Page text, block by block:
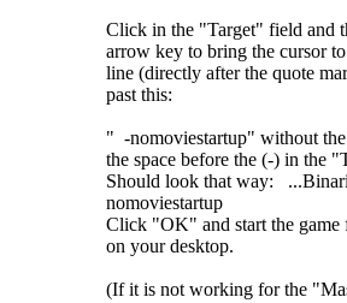
Click in the "Target" field and
arrow key to bring the cursor
line (directly after the quote
past this:
" -nomoviestartup" without
the space before the (-) in the
Should look that way:
nomoviestartup
Click "OK" and start the game
on your desktop.
(If it is not working for the